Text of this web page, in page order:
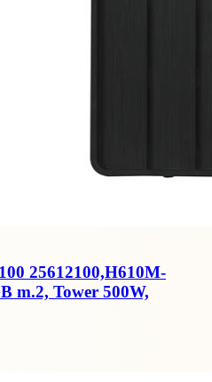
25612100,H610M-
m.2, Tower 500W,